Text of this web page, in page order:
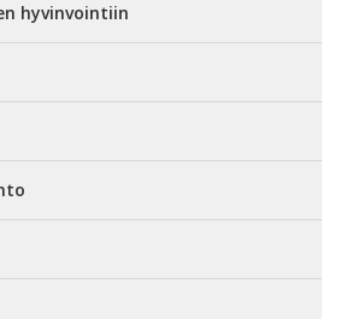
hyvinvointiin